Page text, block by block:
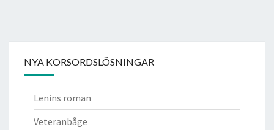
NYA KORSORDSLÖSNINGAR
Lenins roman
Veteranbåge